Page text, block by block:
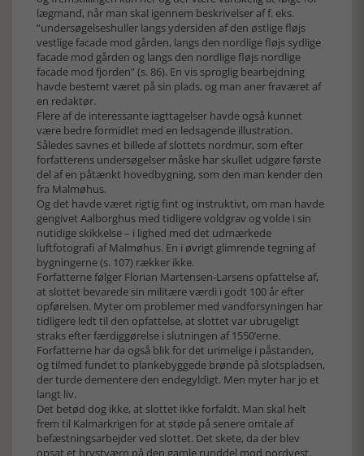
lægmand, når man skal igennem beskrivelser af f. eks.
”undersøgelseshuller langs ydersiden af den østlige fløjs
vestlige facade mod gården, langs den nordlige fløjs sydlige
facade mod gården og langs den nordlige fløjs nordlige
facade mod fjorden” (s. 86). En vis sproglig bearbejdning
havde bestemt været på sin plads, og man aner fraværet af
en redaktør.
Flere af de interessante iagttagelser havde også kunnet
være bedre formidlet med en ledsagende illustration.
Således savnes et billede af slottets nordmur, som efter
forfatterens undersøgelser måske har skullet udgøre første
del af en påtænkt hovedbygning, som den man kender den
fra Malmøhus.
Og det havde været rigtig fint og instruktivt, om man havde
gengivet Aalborghus med tidligere voldgrav og volde i sin
nutidige skikkelse – i lighed med det udmærkede
luftfotografi af Malmøhus. En i øvrigt glimrende tegning af
bygningerne (s. 107) rækker ikke.
Forfatterne følger Florian Martensen-Larsens opfattelse af,
at slottet bevarede sin militære værdi i godt 100 år efter
opførelsen. Myter om problemer med vandforsyningen har
tidligere ledt til den opfattelse, at slottet var ubrugeligt
straks efter færdiggørelse i slutningen af 1550’erne.
Forfatterne har da også blik for det urimelige i påstanden,
og tilmed fundet to plankebyggede brønde på slotspladsen,
der turde dementere den endegyldigt. Men myter har jo et
langt liv.
Det betød dog ikke, at slottet ikke forfaldt. Man skal helt
frem til Kalmarkrigen for at støde på senere omtale af
befæstningsarbejder ved slottet. Det skete, da der blev
opsat et brystværn på den gamle runddel mod nordvest.